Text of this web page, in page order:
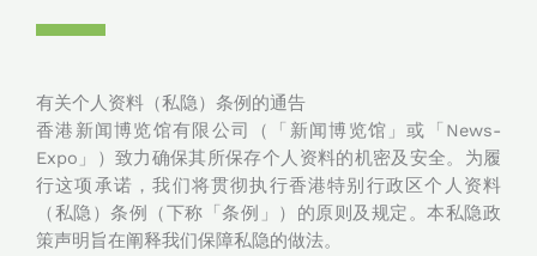
有关个人资料（私隐）条例的通告
香港新闻博览馆有限公司（「新闻博览馆」或「News-
Expo」）致力确保其所保存个人资料的机密及安全。为履
行这项承诺，我们将贯彻执行香港特别行政区个人资料
（私隐）条例（下称「条例」）的原则及规定。本私隐政
策声明旨在阐释我们保障私隐的做法。